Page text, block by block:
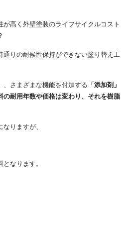
高く外壁塗装のライフサイクルコスト
りの耐候性保持ができない塗り替え工
、さまざまな機能を付加する 「添加剤」
耐用年数や価格は変わり、それを樹脂
りますが、
なります。